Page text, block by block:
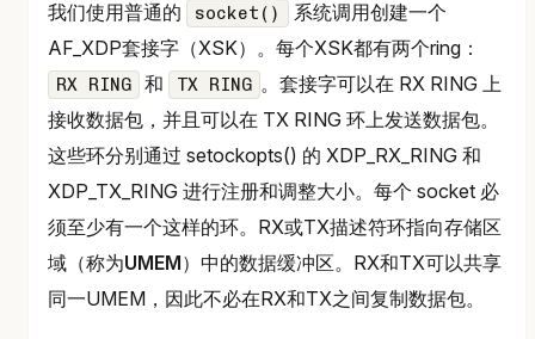
我们使用普通的 socket()
系统调用创建一个
AF_XDP套接字（XSK）。每个XSK都有两个ring：
RX RING 和 TX RING 。套接字可以在 RX RING 上
接收数据包，并且可以在 TX RING 环上发送数据包。
这些环分别通过 setockopts() 的 XDP_RX_RING 和
XDP_TX_RING 进行注册和调整大小。每个 socket 必
须至少有一个这样的环。RX或TX描述符环指向存储区
域（称为UMEM）中的数据缓冲区。RX和TX可以共享
同一UMEM，因此不必在RX和TX之间复制数据包。